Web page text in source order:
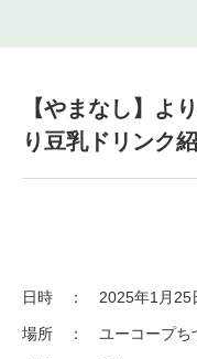
【やまなし】よ
り豆乳ドリンク
日時 ： 2025年1月25
場所 ： ユーコープち